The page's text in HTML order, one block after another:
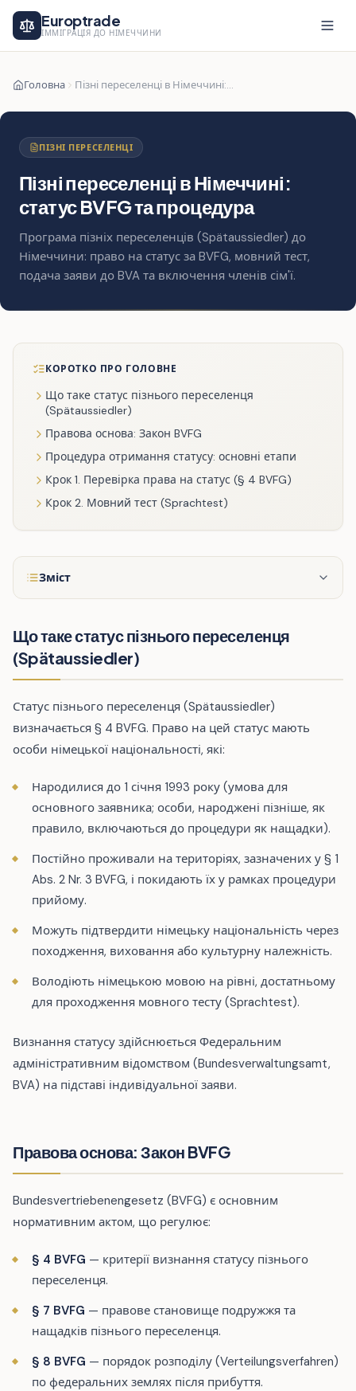
Europtrade
ІММІГРАЦІЯ ДО НІМЕЧЧИНИ
Головна Пізні переселенці в Німеччині: статус BVFG та процедура
ПІЗНІ ПЕРЕСЕЛЕНЦІ
Пізні переселенці в Німеччині:
статус BVFG та процедура
Програма пізніх переселенців (Spätaussiedler) до
Німеччини: право на статус за BVFG, мовний тест,
подача заяви до BVA та включення членів сім'ї.
КОРОТКО ПРО ГОЛОВНЕ
Що таке статус пізнього переселенця
(Spätaussiedler)
Правова основа: Закон BVFG
Процедура отримання статусу: основні етапи
Крок 1. Перевірка права на статус (§ 4 BVFG)
Крок 2. Мовний тест (Sprachtest)
Зміст
Що таке статус пізнього переселенця
(Spätaussiedler)
Статус пізнього переселенця (Spätaussiedler)
визначається § 4 BVFG. Право на цей статус мають
особи німецької національності, які:
Народилися до 1 січня 1993 року (умова для
основного заявника; особи, народжені пізніше, як
правило, включаються до процедури як нащадки).
Постійно проживали на територіях, зазначених у § 1
Abs. 2 Nr. 3 BVFG, і покидають їх у рамках процедури
прийому.
Можуть підтвердити німецьку національність через
походження, виховання або культурну належність.
Володіють німецькою мовою на рівні, достатньому
для проходження мовного тесту (Sprachtest).
Визнання статусу здійснюється Федеральним
адміністративним відомством (Bundesverwaltungsamt,
BVA) на підставі індивідуальної заяви.
Правова основа: Закон BVFG
Bundesvertriebenengesetz (BVFG) є основним
нормативним актом, що регулює:
§ 4 BVFG — критерії визнання статусу пізнього
переселенця.
§ 7 BVFG — правове становище подружжя та
нащадків пізнього переселенця.
§ 8 BVFG — порядок розподілу (Verteilungsverfahren)
по федеральних землях після прибуття.